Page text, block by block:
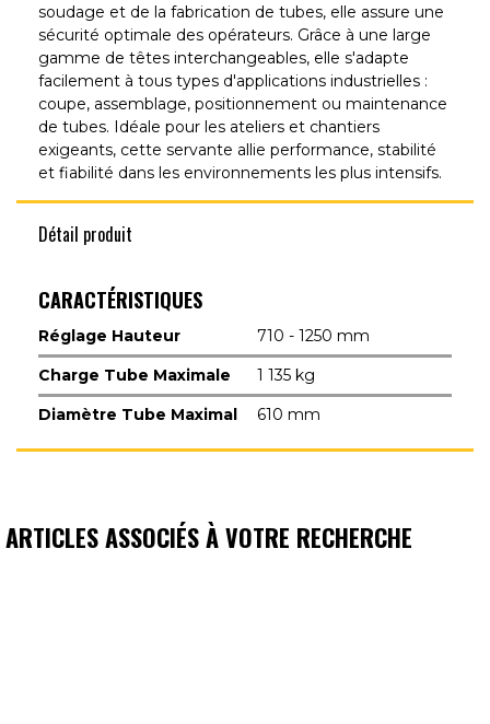
soudage et de la fabrication de tubes, elle assure une
sécurité optimale des opérateurs. Grâce à une large
gamme de têtes interchangeables, elle s'adapte
facilement à tous types d'applications industrielles :
coupe, assemblage, positionnement ou maintenance
de tubes. Idéale pour les ateliers et chantiers
exigeants, cette servante allie performance, stabilité
et fiabilité dans les environnements les plus intensifs.
Détail produit
CARACTÉRISTIQUES
Réglage Hauteur
710 - 1250 mm
Charge Tube Maximale
1 135 kg
Diamètre Tube Maximal
610 mm
ARTICLES ASSOCIÉS À VOTRE RECHERCHE